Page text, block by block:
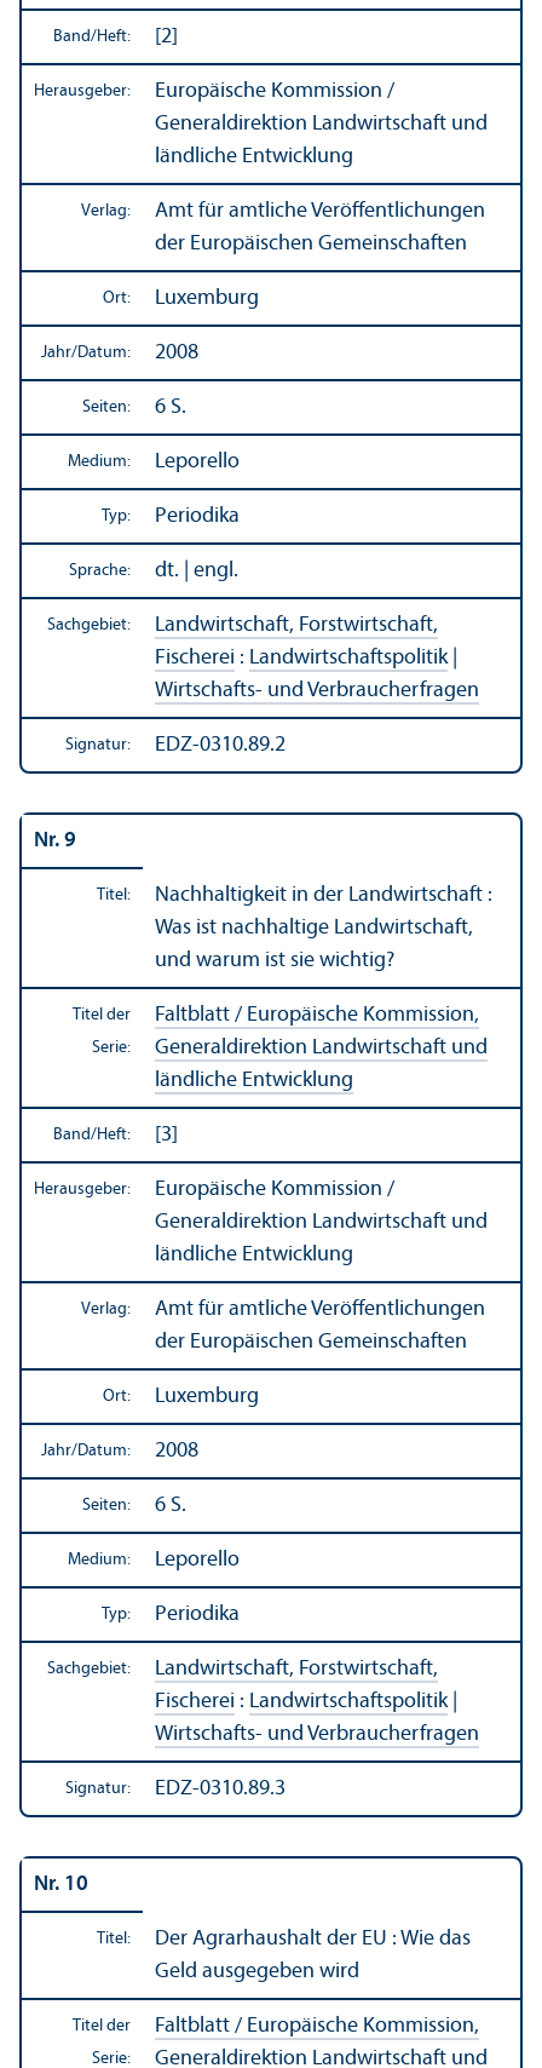
Band/Heft: [2]
Herausgeber:
Europäische Kommission /
Generaldirektion Landwirtschaft und
ländliche Entwicklung
Verlag:
Amt für amtliche Veröffentlichungen
der Europäischen Gemeinschaften
Ort: Luxemburg
Jahr/Datum: 2008
Seiten: 6 S.
Medium: Leporello
Typ: Periodika
Sprache: dt. | engl.
Sachgebiet:
Landwirtschaft, Forstwirtschaft,
Fischerei : Landwirtschafts­politik|
Wirtschafts- und Verbraucherfragen
Signatur: EDZ-0310.89.2
Nr. 9
Titel:
Nachhaltigkeit in der Landwirtschaft :
Was ist nachhaltige Landwirtschaft,
und warum ist sie wichtig?
Titel der
Serie:
Faltblatt / Europäische Kommission,
Generaldirektion Landwirtschaft und
ländliche Entwicklung
Band/Heft: [3]
Herausgeber:
Europäische Kommission /
Generaldirektion Landwirtschaft und
ländliche Entwicklung
Verlag:
Amt für amtliche Veröffentlichungen
der Europäischen Gemeinschaften
Ort: Luxemburg
Jahr/Datum: 2008
Seiten: 6 S.
Medium: Leporello
Typ: Periodika
Sachgebiet:
Landwirtschaft, Forstwirtschaft,
Fischerei : Landwirtschafts­politik|
Wirtschafts- und Verbraucherfragen
Signatur: EDZ-0310.89.3
Nr. 10
Titel:
Der Agrarhaushalt der EU : Wie das
Geld ausgegeben wird
Titel der
Serie:
Faltblatt / Europäische Kommission,
Generaldirektion Landwirtschaft und